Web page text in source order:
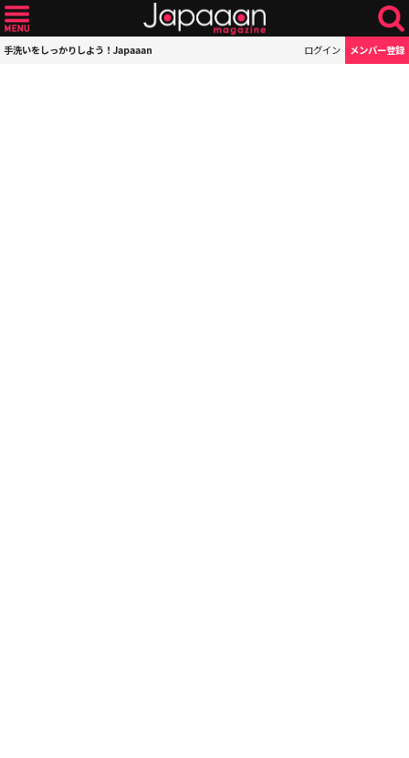
手洗いをしっかりしよう！Japaaan ログイン メンバー登録